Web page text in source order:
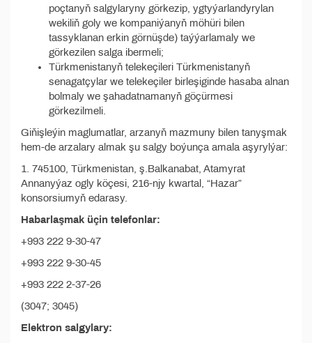
poçtanyň salgylaryny görkezip, ygtyýarlandyrylan
wekiliň goly we kompaniýanyň möhüri bilen
tassyklanan erkin görnüşde) taýýarlamaly we
görkezilen salga ibermeli;
Türkmenistanyň telekeçileri Türkmenistanyň
senagatçylar we telekeçiler birleşiginde hasaba alnan
bolmaly we şahadatnamanyň göçürmesi
görkezilmeli.
Giňişleýin maglumatlar, arzanyň mazmuny bilen tanyşmak
hem-de arzalary almak şu salgy boýunça amala aşyrylýar:
1. 745100, Türkmenistan, ş.Balkanabat, Atamyrat
Annanyýaz ogly köçesi, 216-njy kwartal, “Hazar”
konsorsiumyň edarasy.
Habarlaşmak üçin telefonlar:
+993 222 9-30-47
+993 222 9-30-45
+993 222 2-37-26
(3047; 3045)
Elektron salgylary: